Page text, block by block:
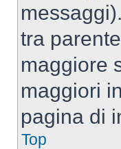
tra
maggiore
maggiori
pagina di
Top